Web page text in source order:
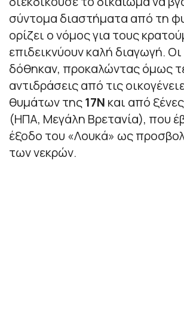
σύντομα διαστήματα από τη
ορίζει ο νόμος για τους
επιδεικνύουν καλή διαγωγή.
δόθηκαν, προκαλώντας όμως
αντιδράσεις από τις
θυμάτων της17Ν και από
(ΗΠΑ, Μεγάλη Βρετανία), που
έξοδο του «Λουκά» ως
των νεκρών.